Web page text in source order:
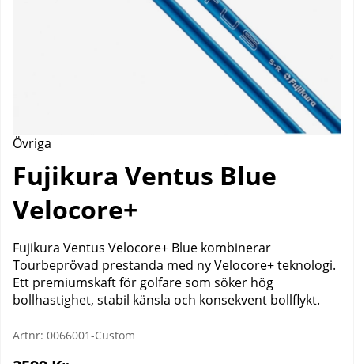
Övriga
Fujikura Ventus Blue
Velocore+
Fujikura Ventus Velocore+ Blue kombinerar
Tourbeprövad prestanda med ny Velocore+ teknologi.
Ett premiumskaft för golfare som söker hög
bollhastighet, stabil känsla och konsekvent bollflykt.
Artnr: 0066001-Custom